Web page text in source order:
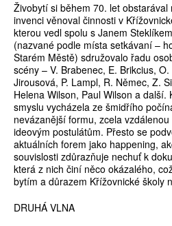
Živobytí si během 70. let
invenci věnoval činnosti v
kterou vedl spolu s Janem
(nazvané podle místa setkávaní –
Starém Městě) sdružovalo řadu
scény – V. Brabenec, E. Brikcius,
Jirousová, P. Lampl, R. Němec, Z.
Helena Wilson, Paul Wilson a další.
smyslu vycházela ze šmidřího
nevázanější formu, zcela
ideovým postulátům. Přesto se
aktuálních forem jako happening,
souvislosti zdůrazňuje nechuť k
která z nich činí něco okázalého,
bytím a důrazem Křížovnické školy
DRUHÁ VLNA